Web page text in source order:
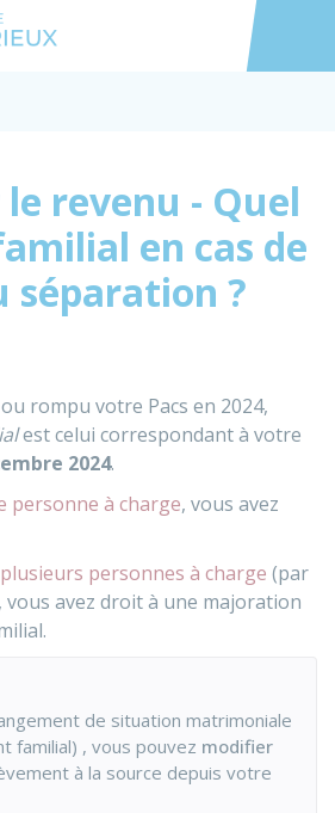
Accéder
revenu - Quel
en cas de
séparation ?
ou rompu votre Pacs en 2024,
est celui correspondant à votre
2024.
personne à charge, vous avez
personnes à charge (par
vous avez droit à une majoration
de situation matrimoniale
familial) , vous pouvez modifier
à la source depuis votre